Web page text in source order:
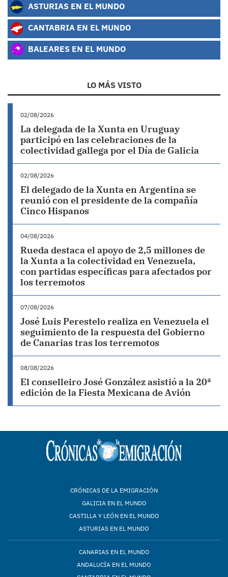
ASTURIAS EN EL MUNDO
CANTABRIA EN EL MUNDO
BALEARES EN EL MUNDO
LO MÁS VISTO
02/08/2026
La delegada de la Xunta en Uruguay
participó en las celebraciones de la
colectividad gallega por el Día de Galicia
02/08/2026
El delegado de la Xunta en Argentina se
reunió con el presidente de la compañía
Cinco Hispanos
04/08/2026
Rueda destaca el apoyo de 2,5 millones de
la Xunta a la colectividad en Venezuela,
con partidas específicas para afectados por
los terremotos
07/08/2026
José Luis Perestelo realiza en Venezuela el
seguimiento de la respuesta del Gobierno
de Canarias tras los terremotos
08/08/2026
El conselleiro José González asistió a la 20ª
edición de la Fiesta Mexicana de Avión
CRÓNICAS DE LA EMIGRACIÓN
GALICIA EN EL MUNDO
CASTILLA Y LEÓN EN EL MUNDO
ASTURIAS EN EL MUNDO
CANARIAS EN EL MUNDO
ANDALUCÍA EN EL MUNDO